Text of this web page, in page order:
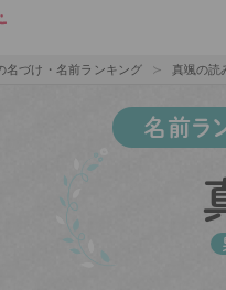
名づけ・名前ランキング 真颯の読
名前ラ